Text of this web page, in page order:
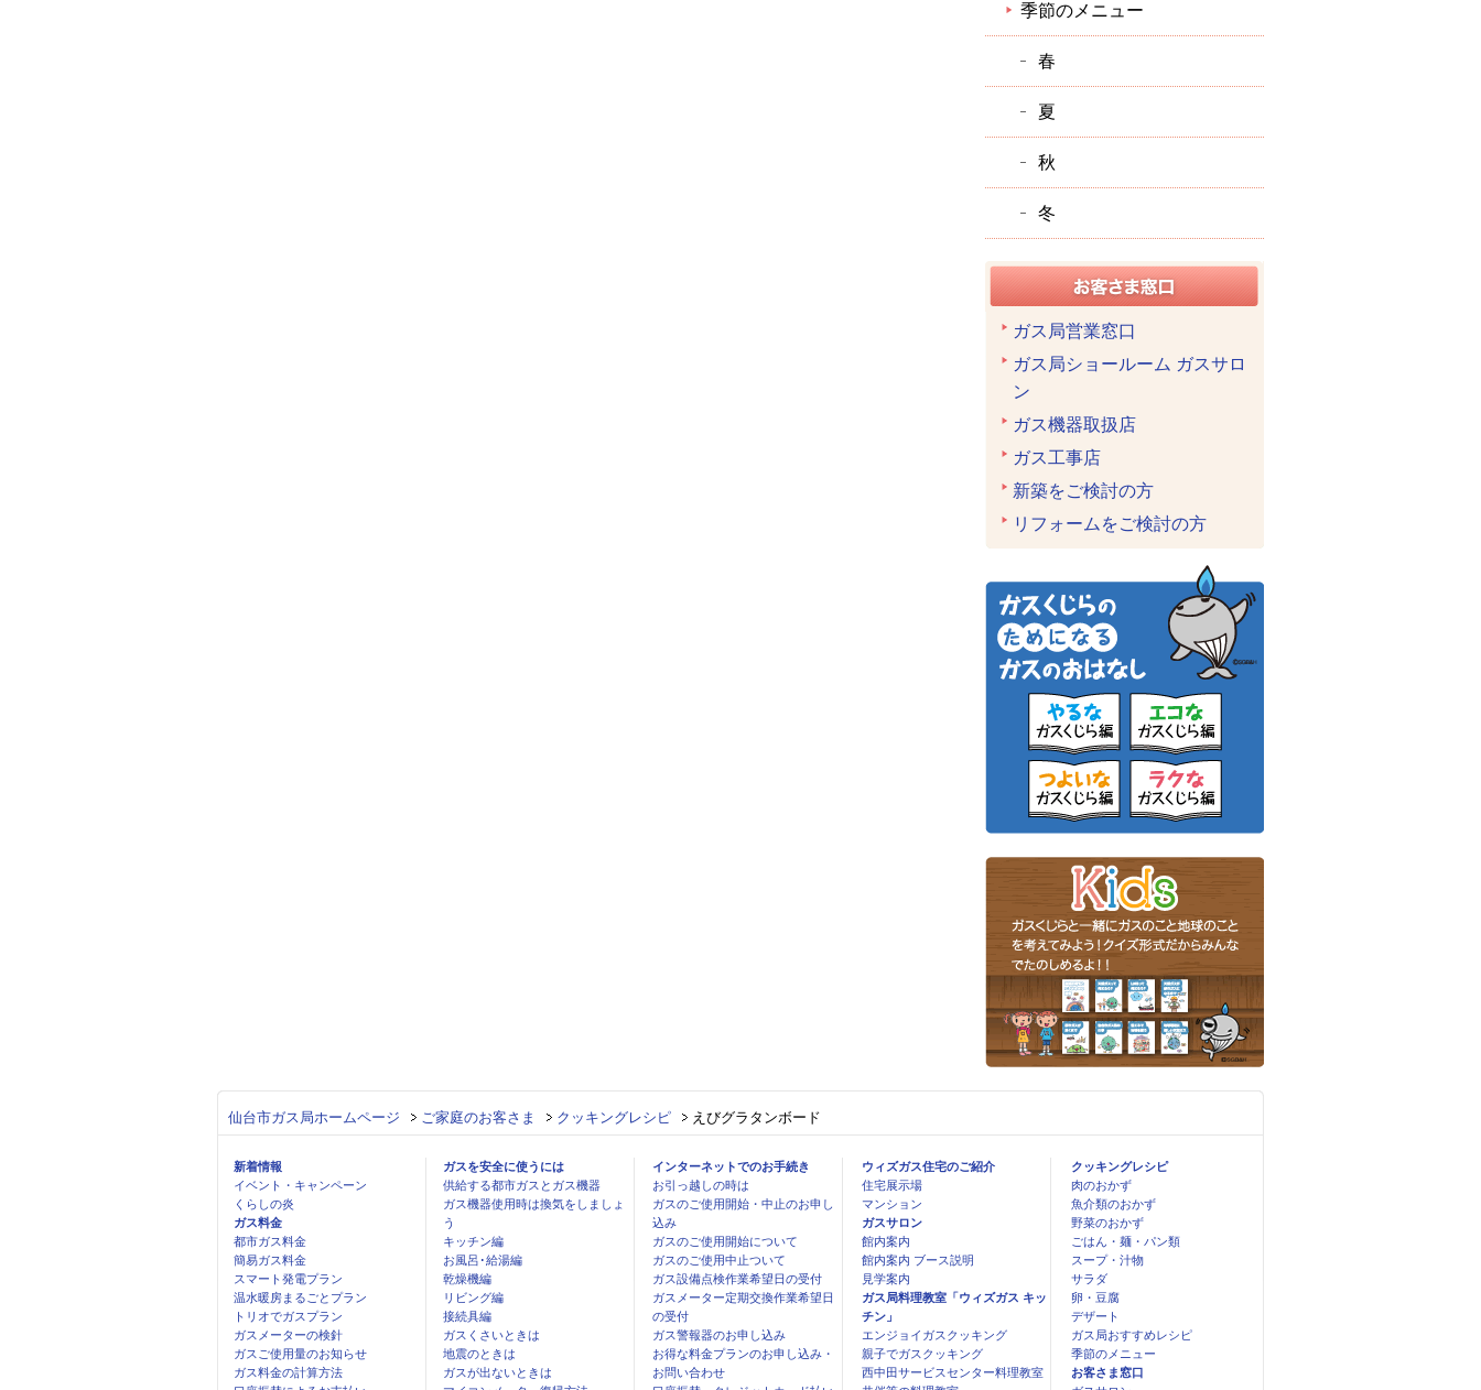
季節のメニュー
春
夏
秋
冬
ガス局営業窓口
ガス局ショールーム ガスサロ
ン
ガス機器取扱店
ガス工事店
新築をご検討の方
リフォームをご検討の方
仙台市ガス局ホームページ ご家庭のお客さま クッキングレシピ えびグラタンボード
新着情報
イベント・キャンペーン
くらしの炎
ガス料金
都市ガス料金
簡易ガス料金
スマート発電プラン
温水暖房まるごとプラン
トリオでガスプラン
ガスメーターの検針
ガスご使用量のお知らせ
ガス料金の計算方法
ガスを安全に使うには
供給する都市ガスとガス機器
ガス機器使用時は換気をしましょ
う
キッチン編
お風呂･給湯編
乾燥機編
リビング編
接続具編
ガスくさいときは
地震のときは
ガスが出ないときは
インターネットでのお手続き
お引っ越しの時は
ガスのご使用開始・中止のお申し
込み
ガスのご使用開始について
ガスのご使用中止ついて
ガス設備点検作業希望日の受付
ガスメーター定期交換作業希望日
の受付
ガス警報器のお申し込み
お得な料金プランのお申し込み・
お問い合わせ
ウィズガス住宅のご紹介
住宅展示場
マンション
ガスサロン
館内案内
館内案内 ブース説明
見学案内
ガス局料理教室「ウィズガス キッ
チン」
エンジョイガスクッキング
親子でガスクッキング
西中田サービスセンター料理教室
クッキングレシピ
肉のおかず
魚介類のおかず
野菜のおかず
ごはん・麺・パン類
スープ・汁物
サラダ
卵・豆腐
デザート
ガス局おすすめレシピ
季節のメニュー
お客さま窓口